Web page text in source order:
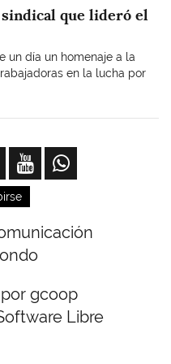
sindical que lideró el
un día un homenaje a la
en la lucha por
gcoop
Libre